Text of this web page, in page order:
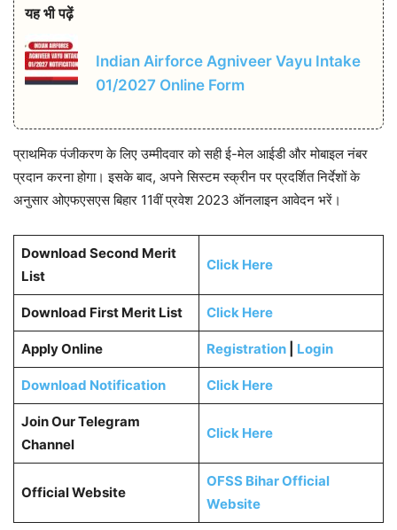
यह भी पढ़ें
Indian Airforce Agniveer Vayu Intake
01/2027 Online Form
प्राथमिक पंजीकरण के लिए उम्मीदवार को सही ई-मेल आईडी और मोबाइल नंबर
प्रदान करना होगा। इसके बाद, अपने सिस्टम स्क्रीन पर प्रदर्शित निर्देशों के
अनुसार ओएफएसएस बिहार 11वीं प्रवेश 2023 ऑनलाइन आवेदन भरें।
Download Second Merit
List
Click Here
Download First Merit List Click Here
Apply Online Registration| Login
Download Notification Click Here
Join Our Telegram
Channel
Click Here
Official Website
OFSS Bihar Official
Website